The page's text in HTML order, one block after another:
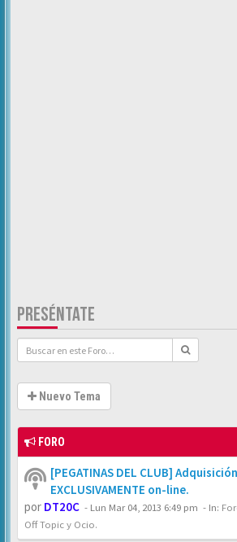
PRESÉNTATE
Nuevo Tema
FORO
[PEGATINAS DEL CLUB] Adquisición
EXCLUSIVAMENTE on-line.
por DT20C - Lun Mar 04, 2013 6:49 pm - In:
Off Topic y Ocio.